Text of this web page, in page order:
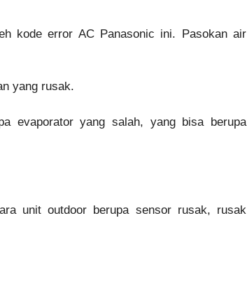
kode error AC Panasonic ini. Pasokan air
yang rusak.
evaporator yang salah, yang bisa berupa
unit outdoor berupa sensor rusak, rusak